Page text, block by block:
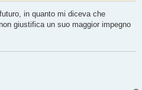
in quanto mi diceva che
giustifica un suo maggior impegno